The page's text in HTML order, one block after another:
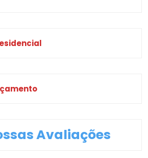
Avaliações